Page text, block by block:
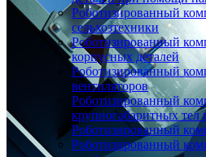
Роботизированный
сельхозтехники
Роботизированный
корпусных деталей
Роботизированный
вентиляторов
Роботизированный
крупногабаритных тел
Роботизированный
Роботизированный